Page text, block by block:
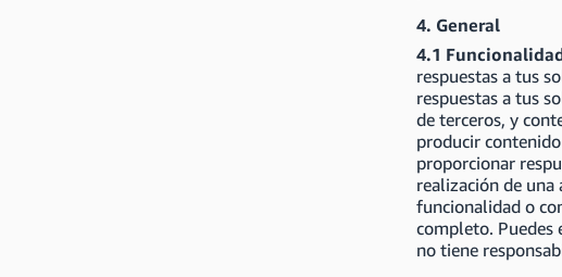
4. General
4.1
respuestas a tus
respuestas a tus
de terceros, y
producir
proporcionar
realización de
funcionalidad o
completo. Puedes
no tiene